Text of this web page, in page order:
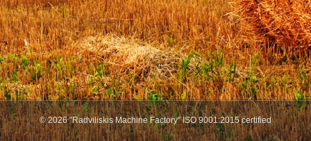
© 2026 "Radviliskis Machine Factory" ISO 9001:2015 certified